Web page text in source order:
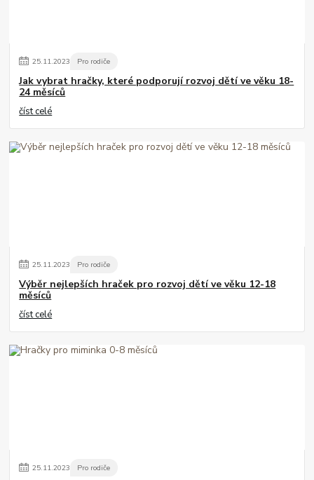
25.11.2023 Pro rodiče
Jak vybrat hračky, které podporují rozvoj dětí ve věku 18-
24 měsíců
číst celé
25.11.2023 Pro rodiče
Výběr nejlepších hraček pro rozvoj dětí ve věku 12-18
měsíců
číst celé
25.11.2023 Pro rodiče